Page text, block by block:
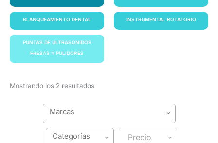
BLANQUEAMIENTO DENTAL INSTRUMENTAL ROTATORIO
PUNTAS DE ULTRASONIDOS
FRESAS Y PULIDORES
Mostrando los 2 resultados
Precio